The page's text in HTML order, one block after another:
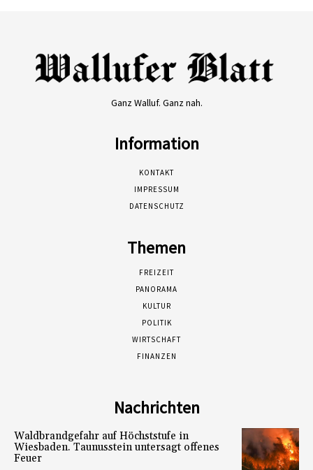
Ganz Walluf. Ganz nah.
Information
KONTAKT
IMPRESSUM
DATENSCHUTZ
Themen
FREIZEIT
PANORAMA
KULTUR
POLITIK
WIRTSCHAFT
FINANZEN
Nachrichten
Waldbrandgefahr auf Höchststufe in
Wiesbaden. Taunusstein untersagt offenes
Feuer